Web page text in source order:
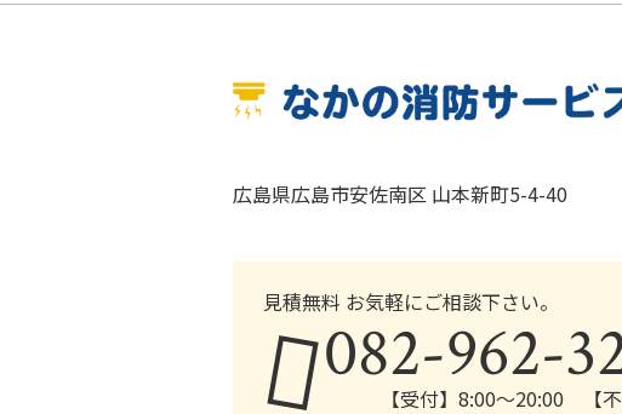
広島県広島市安佐南区 山本新町5-4-40
見積無料 お気軽にご相談下さい。
082-962-
【受付】8:00～20:00 【不